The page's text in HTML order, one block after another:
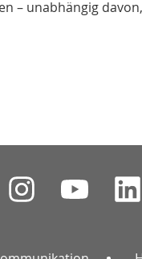
– unabhängig